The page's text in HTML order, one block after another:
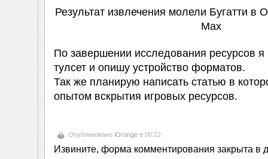
Результат извлечения молели Бугатти в
Max
По завершении исследования ресурсов
тулсет и опишу устройство форматов.
Так же планирую написать статью в
опытом вскрытия игровых ресурсов.
Опубликовано iOrangeв 00:22
Извините, форма комментирования закрыта в